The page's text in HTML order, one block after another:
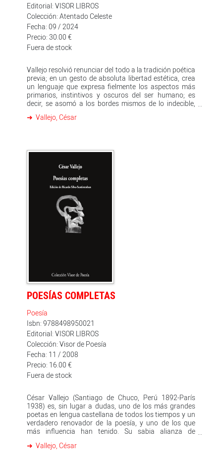
Editorial: VISOR LIBROS
Colección: Atentado Celeste
Fecha: 09 / 2024
Precio: 30.00 €
Fuera de stock
Vallejo resolvió renunciar del todo a la tradición poética
previa; en un gesto de absoluta libertad estética, crea
un lenguaje que expresa fielmente los aspectos más
primarios, instintivos y oscuros del ser humano; es
decir, se asomó a los bordes mismos de lo indecible,
balbuceante. Es significativo que en 1922 sea el año en
manifestaciones de los profundos cambios que
estaban produciéndose en la literatura occidental.
Vallejo, César
POESÍAS COMPLETAS
Poesía
Isbn: 9788498950021
Editorial: VISOR LIBROS
Colección: Visor de Poesía
Fecha: 11 / 2008
Precio: 16.00 €
Fuera de stock
César Vallejo (Santiago de Chuco, Perú 1892-París
1938) es, sin lugar a dudas, uno de los más grandes
poetas en lengua castellana de todos los tiempos y un
verdadero renovador de la poesía, y uno de los que
más influencia han tenido. Su sabia alianza de
lenguaje es uno de los motivos por los que se ha
Vallejo, César